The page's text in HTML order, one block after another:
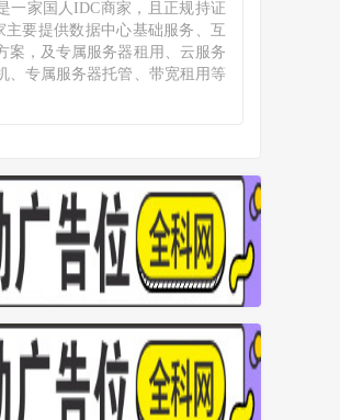
一家国人IDC商家，且正规持证
主要提供数据中心基础服务、互
案，及专属服务器租用、云服务
、专属服务器托管、带宽租用等